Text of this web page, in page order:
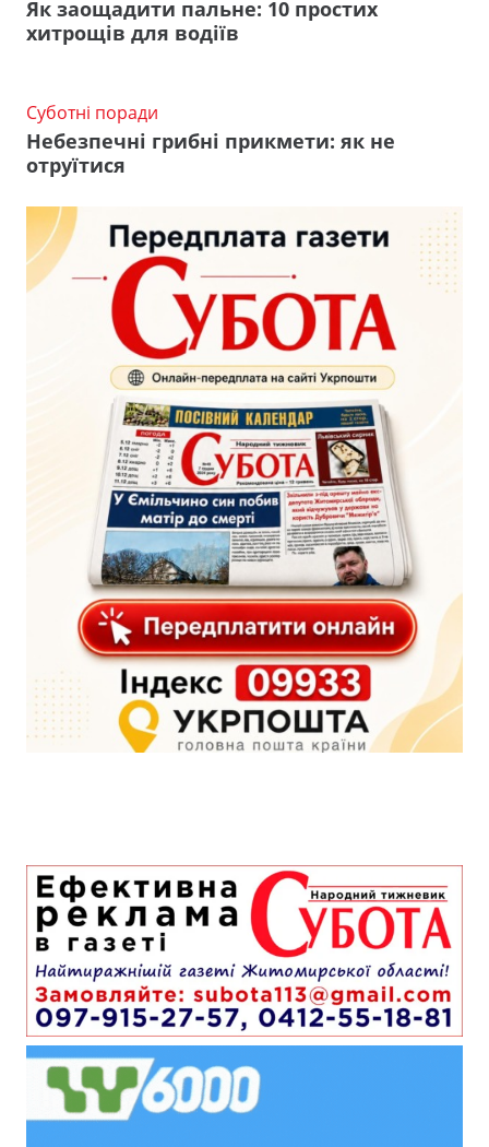
Як заощадити пальне: 10 простих
хитрощів для водіїв
Суботні поради
Небезпечні грибні прикмети: як не
отруїтися